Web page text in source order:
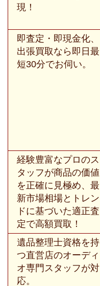
現！
即査定・即現金化、
出張買取なら即日最
短30分でお伺い。
経験豊富なプロのス
タッフが商品の価値
を正確に見極め、最
新市場相場とトレン
ドに基づいた適正査
定で高額買取！
遺品整理士資格を持
つ直営店のオーディ
オ専門スタッフが対
応。